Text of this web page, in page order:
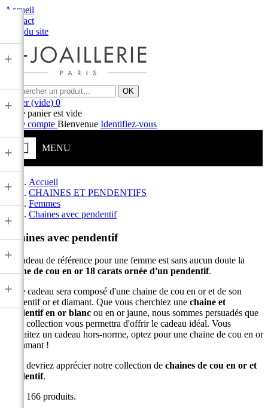
Accueil
Contact
Plan du site
OK
Panier (vide) 0
Votre panier est vide
Votre compte Bienvenue Identifiez-vous
MENU
+
+
+
+
+
+
+
Accueil
CHAINES ET PENDENTIFS
Femmes
Chaines avec pendentif
Chaines avec pendentif
Le cadeau de référence pour une femme est sans aucun doute la
chaine de cou en or 18 carats ornée d'un pendentif.
Votre cadeau sera composé d'une chaine de cou en or et de son
pendentif or et diamant. Que vous cherchiez une chaine et
pendentif en or blanc ou en or jaune, nous sommes persuadés que
notre collection vous permettra d'offrir le cadeau idéal. Vous
souhaitez un cadeau hors-norme, optez pour une chaine de cou en or
et diamant !
Vous devriez apprécier notre collection de chaines de cou en or et
pendentif.
Il y a 166 produits.